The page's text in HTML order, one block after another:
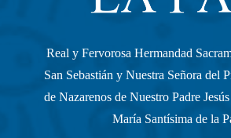
Real y Fervorosa Hermandad
San Sebastián y Nuestra Señora del
de Nazarenos de Nuestro Padre
María Santísima de la